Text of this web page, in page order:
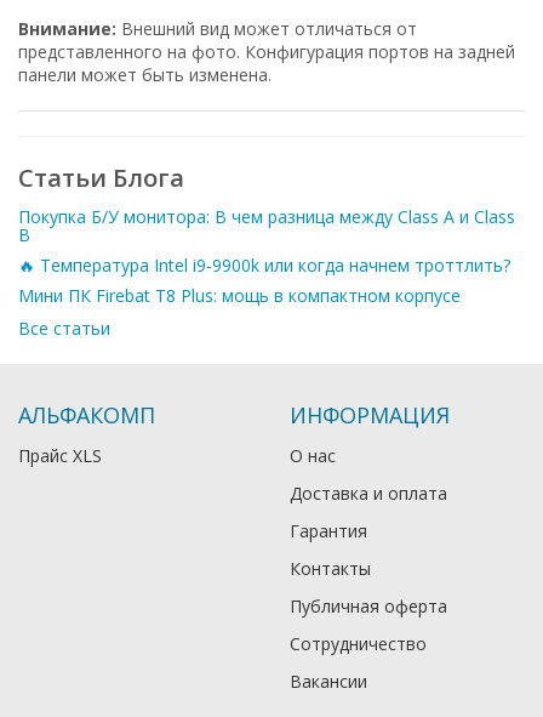
Внимание: Внешний вид может отличаться от
представленного на фото. Конфигурация портов на задней
панели может быть изменена.
Статьи Блога
Покупка Б/У монитора: В чем разница между Class A и Class
B
🔥 Температура Intel i9-9900k или когда начнем троттлить?
Мини ПК Firebat T8 Plus: мощь в компактном корпусе
Все статьи
АЛЬФАКОМП
Прайс XLS
ИНФОРМАЦИЯ
О нас
Доставка и оплата
Гарантия
Контакты
Публичная оферта
Сотрудничество
Вакансии